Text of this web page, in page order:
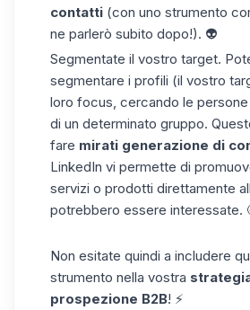
contatti (con uno strumento
ne parlerò subito dopo!). 👽
Segmentate il vostro target.
segmentare i profili (il vostro
loro focus , cercando le
di un determinato gruppo.
fare mirati generazione di
LinkedIn vi permette di
servizi o prodotti direttamente
potrebbero essere interessate.
Non esitate quindi a includere
strumento nella vostra
prospezione B2B! ⚡